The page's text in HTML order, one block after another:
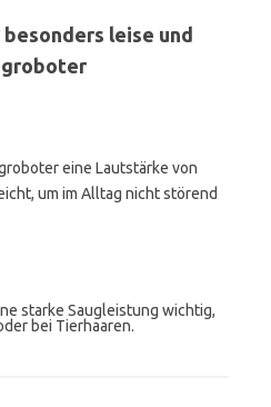
leise und
eine Lautstärke von
um im Alltag nicht störend
starke Saugleistung wichtig,
bei Tierhaaren.